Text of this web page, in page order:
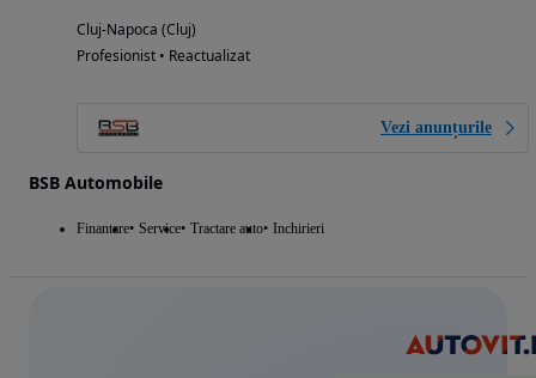
Cluj-Napoca (Cluj)
Profesionist • Reactualizat
Vezi anunțurile
BSB Automobile
Finantare Service Tractare auto Inchirieri